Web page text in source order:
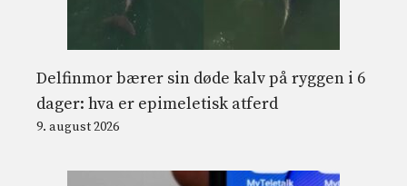
Delfinmor bærer sin døde kalv på ryggen i 6
dager: hva er epimeletisk atferd
9. august 2026